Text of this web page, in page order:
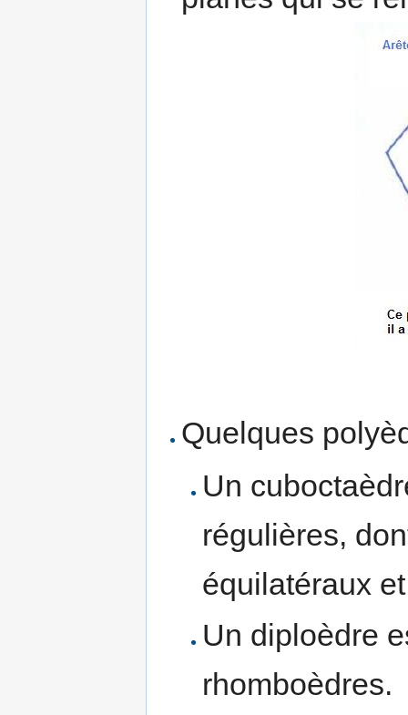
Quelques
Un
régulières,
équilatéraux
Un diploèdre
rhomboèdres.